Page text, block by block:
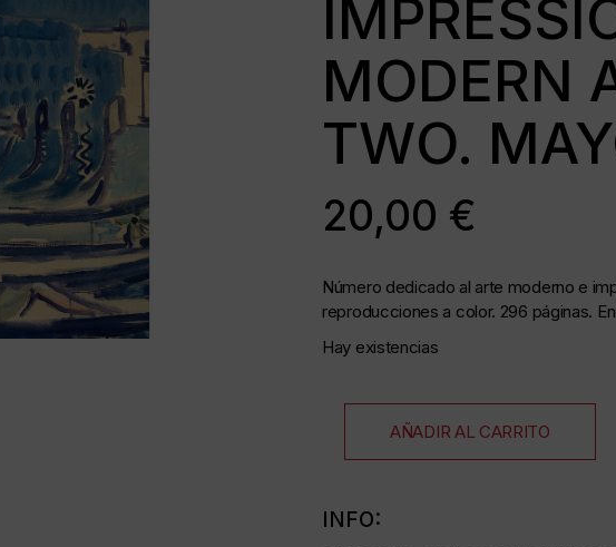
2
35 mm
MODERN
TWO.
20,00 €
Número dedicado al arte moderno e
reproducciones a color. 296 páginas.
Hay existencias
AÑADIR AL CARRITO
INFO: